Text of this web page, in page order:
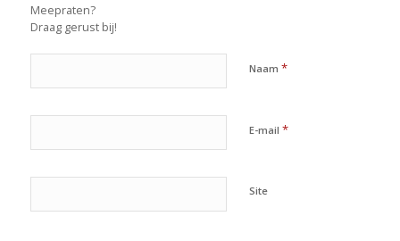
Meepraten?
Draag gerust bij!
Naam *
E-mail *
Site